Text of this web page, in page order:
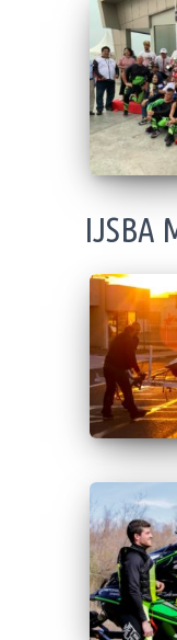
IJSBA